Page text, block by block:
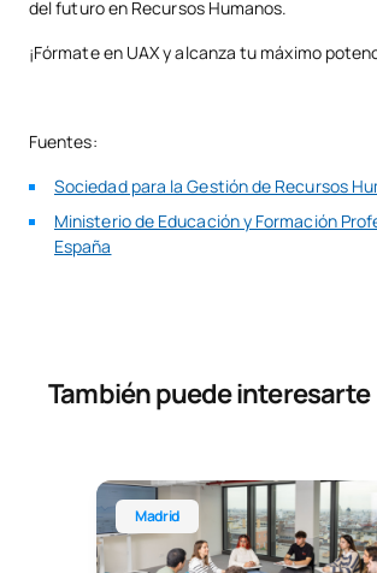
del futuro en Recursos Humanos.
¡Fórmate en UAX y alcanza tu máximo
Fuentes:
Sociedad para la Gestión de Recursos
Ministerio de Educación y Formación
España
También puede interesarte
Madrid
Grado en Marketing